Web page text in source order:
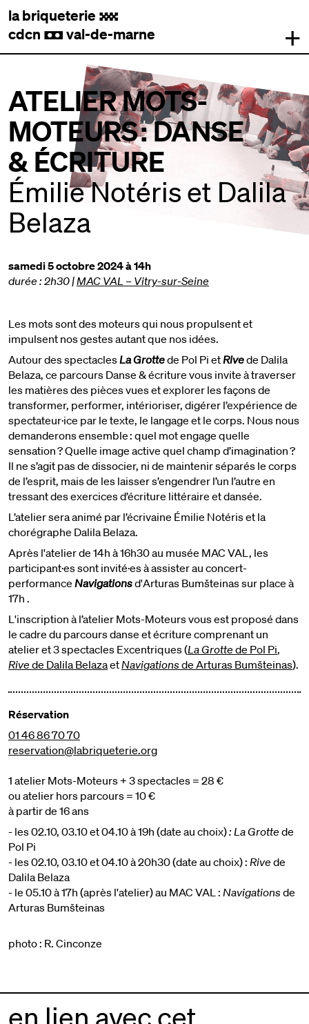
la briqueterie .
cdcn , val-de-marne +
ATELIER MOTS-
MOTEURS : DANSE
& ÉCRITURE
Émilie Notéris et Dalila
Belaza
samedi 5 octobre 2024 à 14h
durée : 2h30|MAC VAL – Vitry-sur-Seine
Les mots sont des moteurs qui nous propulsent et
impulsent nos gestes autant que nos idées.
Autour des spectaclesLa Grottede Pol Pi etRivede Dalila
Belaza, ce parcours Danse & écriture vous invite à traverser
les matières des pièces vues et explorer les façons de
transformer, performer, intérioriser, digérer l’expérience de
spectateur·ice par le texte, le langage et le corps. Nous nous
demanderons ensemble : quel mot engage quelle
sensation ? Quelle image active quel champ d’imagination ?
Il ne s’agit pas de dissocier, ni de maintenir séparés le corps
de l’esprit, mais de les laisser s’engendrer l’un l’autre en
tressant des exercices d’écriture littéraire et dansée.
L’atelier sera animé par l’écrivaine Émilie Notéris et la
chorégraphe Dalila Belaza.
Après l'atelier de 14h à 16h30 au musée MAC VAL, les
participant·es sont invité·es à assister au concert-
performance Navigationsd'Arturas Bumšteinas sur place à
17h .
L'inscription à l’atelier Mots-Moteurs vous est proposé dans
le cadre du parcours danse et écriture comprenant un
atelier et 3 spectacles Excentriques (La Grotte de Pol Pi,
Rive de Dalila BelazaetNavigationsde Arturas Bumšteinas).
Réservation
01 46 86 70 70
reservation@labriqueterie.org
1 atelier Mots-Moteurs + 3 spectacles = 28 €
ou atelier hors parcours = 10 €
à partir de 16 ans
- les 02.10, 03.10 et 04.10 à 19h (date au choix): La Grotte de
Pol Pi
- les 02.10, 03.10 et 04.10 à 20h30 (date au choix) : Rive de
Dalila Belaza
- le 05.10 à 17h (après l'atelier) au MAC VAL : Navigationsde
Arturas Bumšteinas
photo : R. Cinconze
en lien avec cet